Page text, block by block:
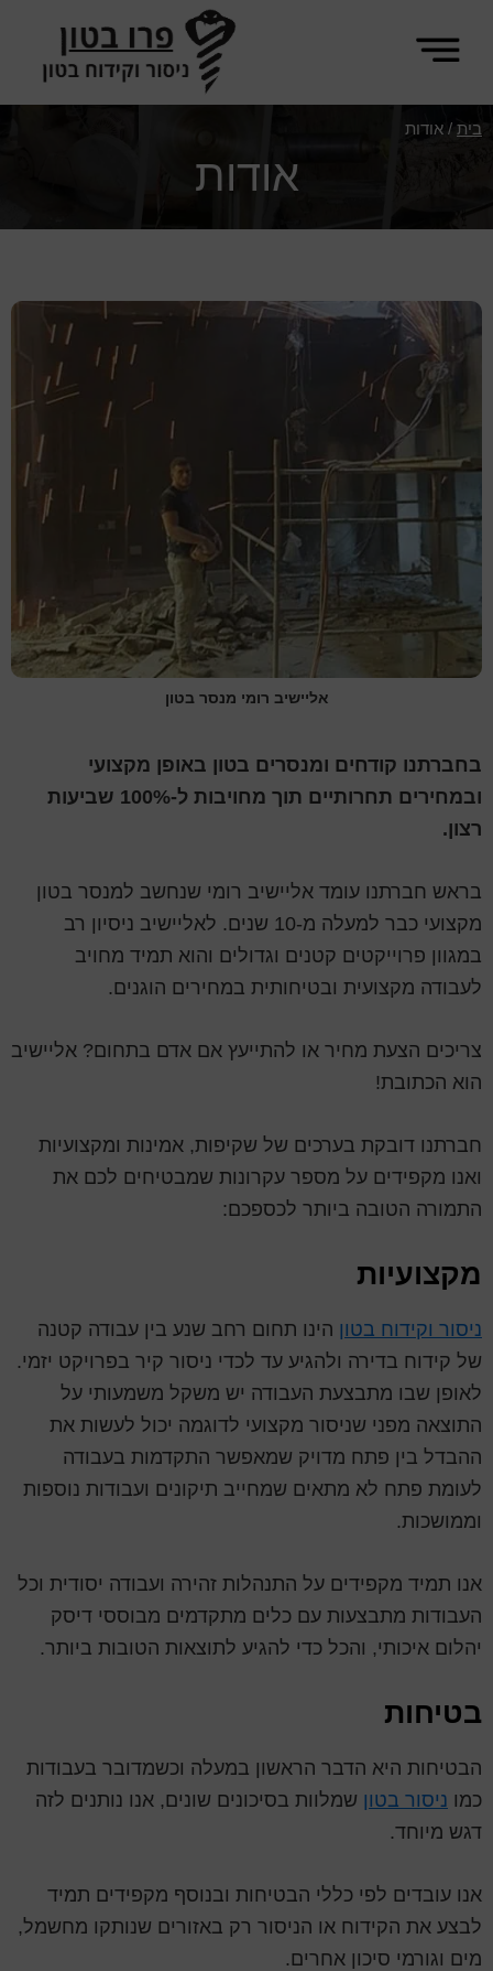
content
פרו
בטון
בית / אודות
אודות
אליישיב רומי מנסר בטון
בחברתנו קודחים ומנסרים בטון באופן מקצועי
ובמחירים תחרותיים תוך מחויבות ל-100% שביעות
רצון.
בראש חברתנו עומד אליישיב רומי שנחשב למנסר בטון
מקצועי כבר למעלה מ-10 שנים. לאליישיב ניסיון רב
במגוון פרוייקטים קטנים וגדולים והוא תמיד מחויב
לעבודה מקצועית ובטיחותית במחירים הוגנים.
צריכים הצעת מחיר או להתייעץ אם אדם בתחום? אליישיב
הוא הכתובת!
חברתנו דובקת בערכים של שקיפות, אמינות ומקצועיות
ואנו מקפידים על מספר עקרונות שמבטיחים לכם את
התמורה הטובה ביותר לכספכם:
מקצועיות
ניסור וקידוח בטון הינו תחום רחב שנע בין עבודה קטנה
של קידוח בדירה ולהגיע עד לכדי ניסור קיר בפרויקט יזמי.
לאופן שבו מתבצעת העבודה יש משקל משמעותי על
התוצאה מפני שניסור מקצועי לדוגמה יכול לעשות את
ההבדל בין פתח מדויק שמאפשר התקדמות בעבודה
לעומת פתח לא מתאים שמחייב תיקונים ועבודות נוספות
וממושכות.
אנו תמיד מקפידים על התנהלות זהירה ועבודה יסודית וכל
העבודות מתבצעות עם כלים מתקדמים מבוססי דיסק
יהלום איכותי, והכל כדי להגיע לתוצאות הטובות ביותר.
בטיחות
הבטיחות היא הדבר הראשון במעלה וכשמדובר בעבודות
כמו ניסור בטון שמלוות בסיכונים שונים, אנו נותנים לזה
דגש מיוחד.
אנו עובדים לפי כללי הבטיחות ובנוסף מקפידים תמיד
לבצע את הקידוח או הניסור רק באזורים שנותקו מחשמל,
מים וגורמי סיכון אחרים.